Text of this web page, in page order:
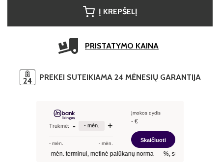
Į KREPŠELĮ
PRISTATYMO KAINA
PREKEI SUTEIKIAMA 24 MĖNESIŲ GARANTIJA